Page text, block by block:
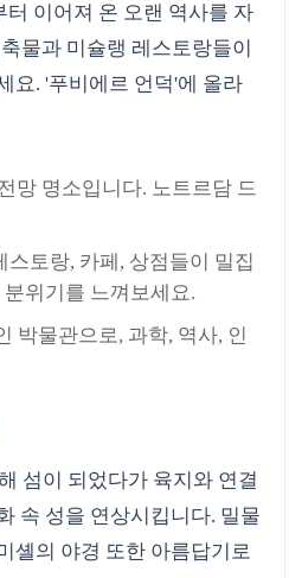
이어져 온 오랜 역사를 자
물과 미슐랭 레스토랑들이
요. '푸비에르 언덕'에 올라
망 명소입니다. 노트르담 드
토랑, 카페, 상점들이 밀집
위기를 느껴보세요.
박물관으로, 과학, 역사, 인
섬이 되었다가 육지와 연결
속 성을 연상시킵니다. 밀물
셸의 야경 또한 아름답기로